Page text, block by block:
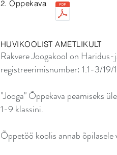
2. Õppekava
HUVIKOOLIST AMETLIKULT
Rakvere Joogakool on
registreerimisnumber: 1.1-3/19/
"Jooga" Õppekava peamiseks
1-9 klassini.
Õppetöö koolis annab õpilasele